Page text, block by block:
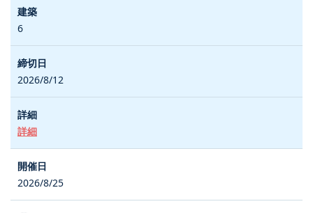
6
2026/8/12
詳細
2026/8/25